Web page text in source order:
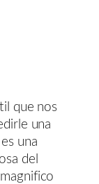
que nos
una
una
del